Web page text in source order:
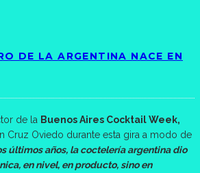
DE LA ARGENTINA NACE EN
de la Buenos Aires Cocktail Week,
Cruz Oviedo durante esta gira a modo de
últimos años, la coctelería argentina dio
en nivel, en producto, sino en